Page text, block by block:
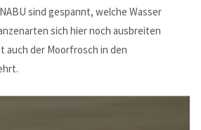
sind gespannt, welche Wasser
sich hier noch ausbreiten
auch der Moorfrosch in den